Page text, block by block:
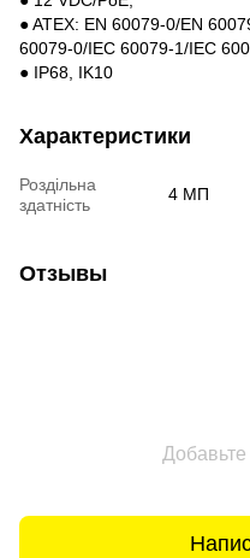
● ATEX: EN 60079-0/EN
60079-0/IEC 60079-1/IEC
● IP68, IK10
Характеристики
Роздільна
здатність
4 МП
Отзывы